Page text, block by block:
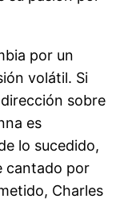
por un
volátil. Si
sobre
es
lo sucedido,
cantado por
Charles